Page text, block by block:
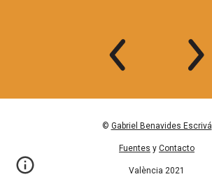
© Gabriel Benavides Escrivá
Fuentes y Contacto
València 2021